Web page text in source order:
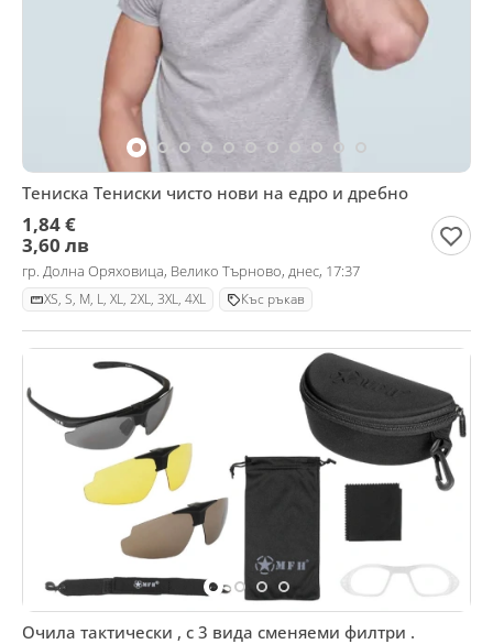
Тениска Тениски чисто нови на едро и дребно
1,84 €
3,60 лв
гр. Долна Оряховица, Велико Търново, днес, 17:37
XS, S, M, L, XL, 2XL, 3XL, 4XL Къс ръкав
Очила тактически , с 3 вида сменяеми филтри .